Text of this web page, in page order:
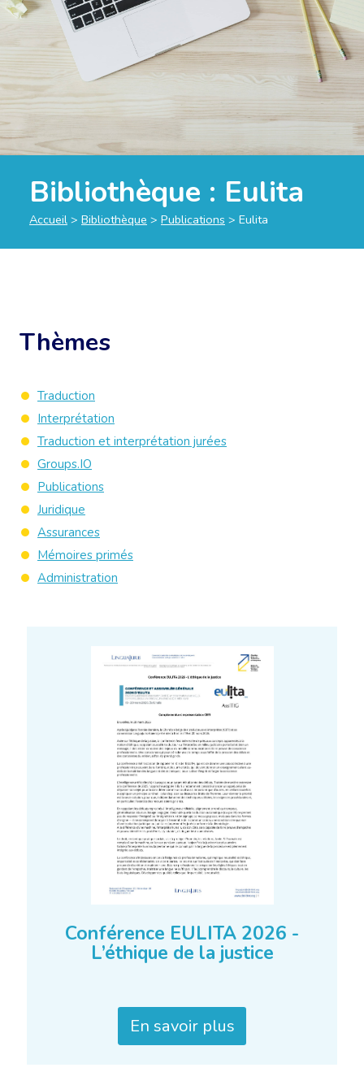
Bibliothèque : Eulita
Accueil > Bibliothèque > Publications > Eulita
Conférence EULITA 2026 -
L’éthique de la justice
En savoir plus
Thèmes
Traduction
Interprétation
Traduction et interprétation jurées
Groups.IO
Publications
Juridique
Assurances
Mémoires primés
Administration